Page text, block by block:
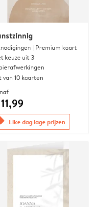
| Premium kaart
keuze uit 3
van 10 kaarten
Elke dag lage prijzen